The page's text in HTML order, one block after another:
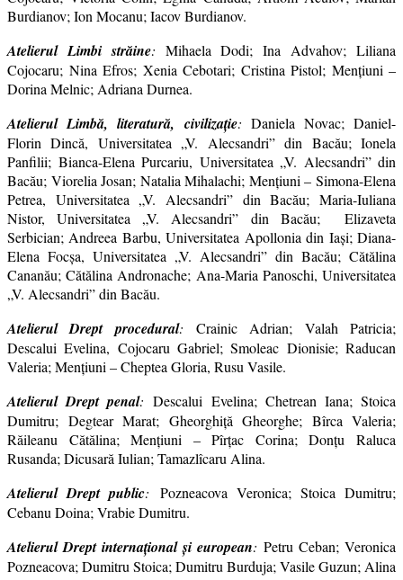
Burdianov; Ion Mocanu; Iacov Burdianov.
Atelierul Limbi străine: Mihaela Dodi; Ina Advahov; Liliana
Cojocaru; Nina Efros; Xenia Cebotari; Cristina Pistol; Mențiuni –
Dorina Melnic; Adriana Durnea.
Atelierul Limbă, literatură, civilizație: Daniela Novac; Daniel-
Florin Dincă, Universitatea „V. Alecsandri” din Bacău; Ionela
Panfilii; Bianca-Elena Purcariu, Universitatea „V. Alecsandri” din
Bacău; Viorelia Josan; Natalia Mihalachi; Mențiuni – Simona-Elena
Petrea, Universitatea „V. Alecsandri” din Bacău; Maria-Iuliana
Nistor, Universitatea „V. Alecsandri” din Bacău;
Elizaveta
Serbician; Andreea Barbu, Universitatea Apollonia din Iași; Diana-
Elena Focșa, Universitatea „V. Alecsandri” din Bacău; Cătălina
Cananău; Cătălina Andronache; Ana-Maria Panoschi, Universitatea
„V. Alecsandri” din Bacău.
Atelierul Drept procedural: Crainic Adrian; Valah Patricia;
Descalui Evelina, Cojocaru Gabriel; Smoleac Dionisie; Raducan
Valeria; Mențiuni – Cheptea Gloria, Rusu Vasile.
Atelierul Drept penal: Descalui Evelina; Chetrean Iana; Stoica
Dumitru; Degtear Marat; Gheorghiță Gheorghe; Bîrca Valeria;
Răileanu Cătălina; Menţiuni – Pîrțac Corina; Donțu Raluca
Rusanda; Dicusară Iulian; Tamazlîcaru Alina.
Atelierul Drept public: Pozneacova Veronica; Stoica Dumitru;
Cebanu Doina; Vrabie Dumitru.
Atelierul Drept internaţional şi european: Petru Ceban; Veronica
Pozneacova; Dumitru Stoica; Dumitru Burduja; Vasile Guzun; Alina